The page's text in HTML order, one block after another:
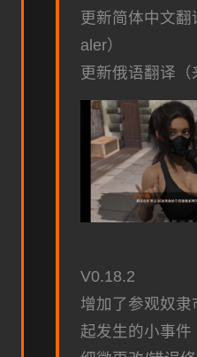
更新简体中文翻
aler）
更新俄语翻译（
V0.18.2
增加了参观奴
起发生的小事件